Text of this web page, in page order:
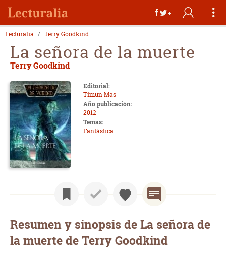
Lecturalia Terry Goodkind
La señora de la muerte
Terry Goodkind
Editorial:
Timun Mas
Año publicación:
2012
Temas:
Fantástica
Resumen y sinopsis de La señora de
la muerte de Terry Goodkind